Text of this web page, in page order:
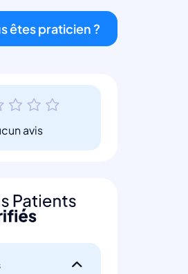
êtes praticien ?
avis